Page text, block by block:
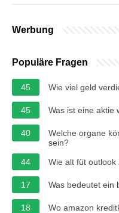
Werbung
Populäre Fragen
45 Wie viel geld
45 Was ist eine aktie
40
Welche organe
sein?
44
Wie alt füt outlook
17 Was bedeutet ein
18 Wo amazon